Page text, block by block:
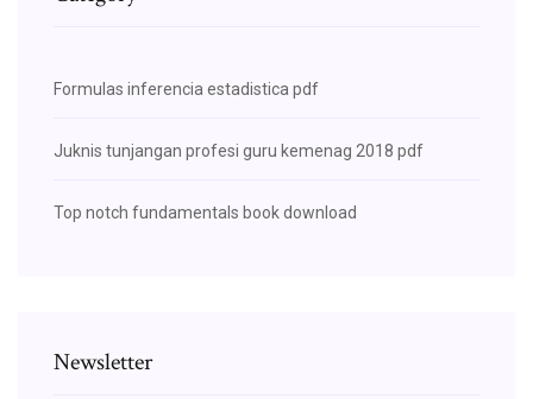
Formulas inferencia estadistica pdf
Juknis tunjangan profesi guru kemenag 2018 pdf
Top notch fundamentals book download
Newsletter